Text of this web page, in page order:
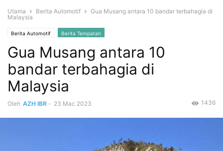
Utama Berita Automotif
Gua Musang antara 10 bandar terbahagia di
Malaysia
Berita Automotif Berita Tempatan
Gua Musang antara 10
bandar terbahagia di
Malaysia
Oleh AZH IBR - 23 Mac 2023 1436